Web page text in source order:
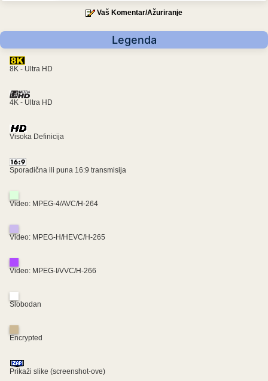
Vaš Komentar/Ažuriranje
Legenda
8K - Ultra HD
4K - Ultra HD
Visoka Definicija
Sporadična ili puna 16:9 transmisija
Video: MPEG-4/AVC/H-264
Video: MPEG-H/HEVC/H-265
Video: MPEG-I/VVC/H-266
Slobodan
Encrypted
Prikaži slike (screenshot-ove)